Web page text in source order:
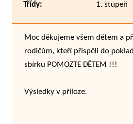
Třídy: 1. stupeň
Moc děkujeme všem dětem a
rodičům, kteří přispěli do
sbírku POMOZTE DĚTEM !!!
Výsledky v příloze.